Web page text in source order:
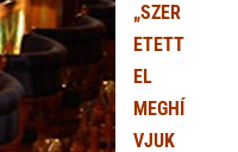
„SZER
ETETT
EL
MEGHÍ
VJUK